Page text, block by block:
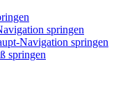
springen
Navigation springen
springen